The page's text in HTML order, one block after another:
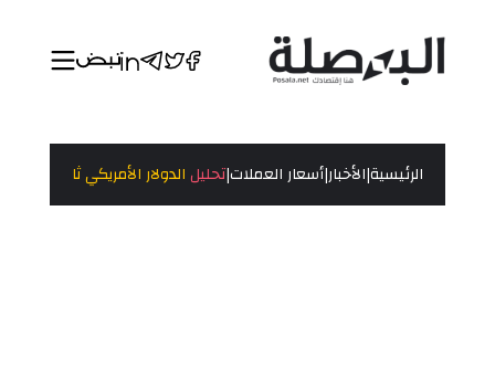
الرئيسية|الأخبار|أسعار العملات|تحليلالدولار الأمريكي ثابت وسط